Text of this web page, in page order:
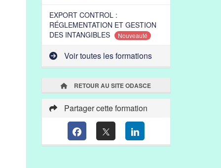
EXPORT CONTROL :
RÉGLEMENTATION ET GESTION
DES INTANGIBLES
Nouveauté
Voir toutes les formations
RETOUR AU SITE ODASCE
Partager cette formation